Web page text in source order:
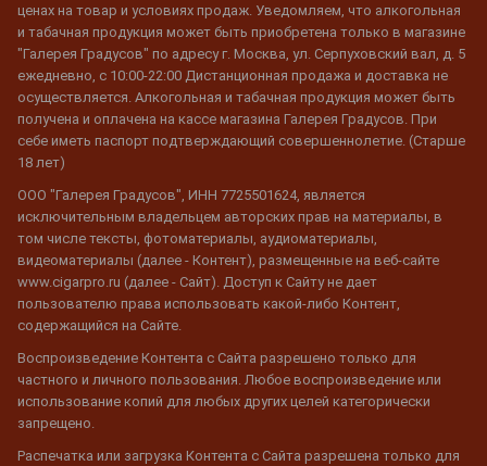
ценах на товар и условиях продаж. Уведомляем, что алкогольная
и табачная продукция может быть приобретена только в магазине
"Галерея Градусов" по адресу г. Москва, ул. Серпуховский вал, д. 5
ежедневно, с 10:00-22:00 Дистанционная продажа и доставка не
осуществляется. Алкогольная и табачная продукция может быть
получена и оплачена на кассе магазина Галерея Градусов. При
себе иметь паспорт подтверждающий совершеннолетие. (Старше
18 лет)
ООО "Галерея Градусов", ИНН 7725501624, является
исключительным владельцем авторских прав на материалы, в
том числе тексты, фотоматериалы, аудиоматериалы,
видеоматериалы (далее - Контент), размещенные на веб-сайте
www.cigarpro.ru (далее - Сайт). Доступ к Сайту не дает
пользователю права использовать какой-либо Контент,
содержащийся на Сайте.
Воспроизведение Контента с Сайта разрешено только для
частного и личного пользования. Любое воспроизведение или
использование копий для любых других целей категорически
запрещено.
Распечатка или загрузка Контента с Сайта разрешена только для